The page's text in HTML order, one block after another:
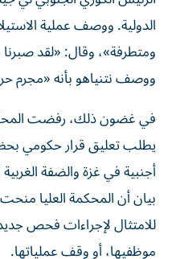
الدولية. ووصف عملية
ومتطرفة»، وقال: «لقد صبرنا
ووصف نتنياهو بأنه «مجرم
في غضون ذلك، رفضت المحكمة
أجنبية في غزة والضفة
للامتثال لإجراءات فحص
موظفيها، أو وقف عملياتها.